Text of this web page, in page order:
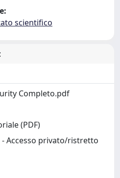
scientifico
Completo.pdf
(PDF)
- Accesso privato/ristretto